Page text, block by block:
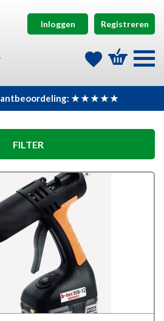
Inloggen Registreren
★ ★ ★ ★ ★
FILTER